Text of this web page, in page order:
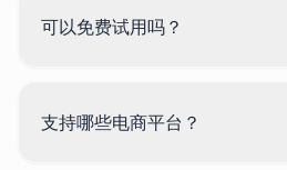
可以免费试用吗？
支持哪些电商平台？